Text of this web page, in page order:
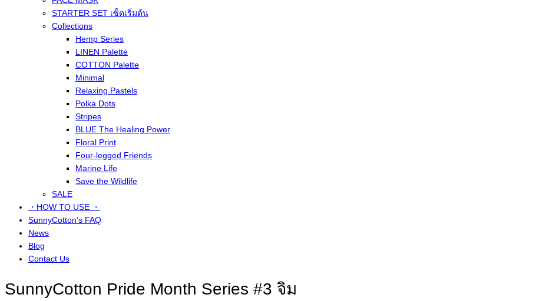
STARTER SET เซ็ตเริ่มต้น
Collections
Hemp Series
LINEN Palette
COTTON Palette
Minimal
Relaxing Pastels
Polka Dots
Stripes
BLUE The Healing Power
Floral Print
Four-legged Friends
Marine Life
Save the Wildlife
SALE
・HOW TO USE ・
SunnyCotton’s FAQ
News
Blog
Contact Us
SunnyCotton Pride Month Series #3 จิม